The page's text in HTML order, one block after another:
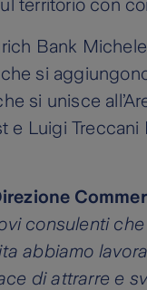
territorio con
Bank
si aggiungono
si unisce
Luigi Treccani
consulenti
abbiamo
di attrarre e